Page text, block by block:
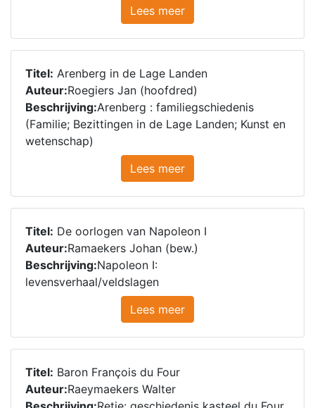
Lees meer
Titel: Arenberg in de Lage Landen
Auteur:Roegiers Jan (hoofdred)
Beschrijving:Arenberg : familiegschiedenis
(Familie; Bezittingen in de Lage Landen; Kunst en
wetenschap)
Lees meer
Titel: De oorlogen van Napoleon I
Auteur:Ramaekers Johan (bew.)
Beschrijving:Napoleon I:
levensverhaal/veldslagen
Lees meer
Titel: Baron François du Four
Auteur:Raeymaekers Walter